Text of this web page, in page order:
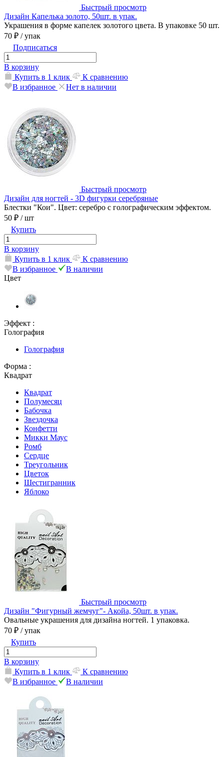
Быстрый просмотр
Дизайн Капелька золото, 50шт. в упак.
Украшения в форме капелек золотого цвета. В упаковке 50 шт.
70 ₽ / упак
Подписаться
В корзину
Купить в 1 клик
К сравнению
В избранное
Нет в наличии
Быстрый просмотр
Дизайн для ногтей - 3D фигурки серебряные
Блестки "Кои". Цвет: серебро с голографическим эффектом.
50 ₽ / шт
Купить
В корзину
Купить в 1 клик
К сравнению
В избранное
В наличии
Цвет
Эффект :
Голография
Голография
Форма :
Квадрат
Квадрат
Полумесяц
Бабочка
Звездочка
Конфетти
Микки Маус
Ромб
Сердце
Треугольник
Цветок
Шестигранник
Яблоко
Быстрый просмотр
Дизайн "Фигурный жемчуг"- Акойа, 50шт. в упак.
Овальные украшения для дизайна ногтей. 1 упаковка.
70 ₽ / упак
Купить
В корзину
Купить в 1 клик
К сравнению
В избранное
В наличии